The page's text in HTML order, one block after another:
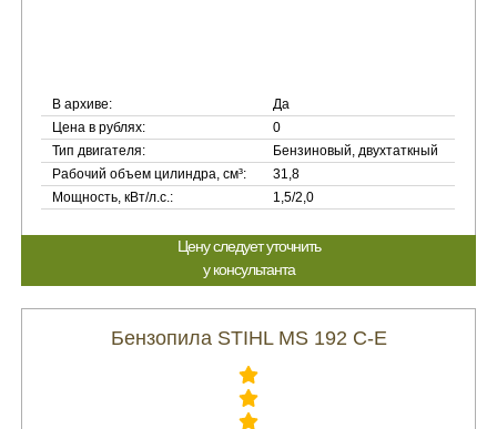
В архиве:
Да
Цена в рублях:
0
Тип двигателя:
Бензиновый, двухтаткный
Рабочий объем цилиндра, см³:
31,8
Мощность, кВт/л.с.:
1,5/2,0
Цену следует уточнить
у консультанта
Бензопила STIHL MS 192 C-E